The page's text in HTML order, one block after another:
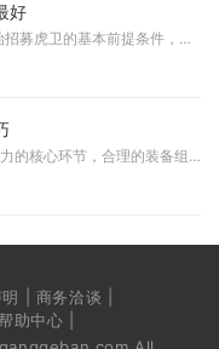
好
角色等级达到40级是开始招募虎卫的基本前提条件，这个等级要求并非随意设定，而是基于虎卫作为强力宠物的特性决定的。虎卫拥有较高的血量和攻击力，需要玩家具备一定实力才能有
装备搭配是提升角色战斗力的核心环节，合理的装备组合能够显著增强角色的攻击、防御和生存能力。玩家的装备选择应当依据职业特性，战士偏重物理攻击与防御，法师重视魔法伤害
| 商务洽谈 |
助中心 |